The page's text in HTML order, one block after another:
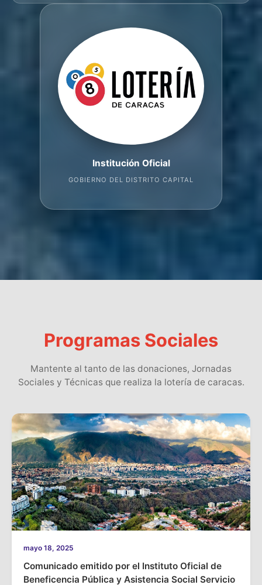
Institución Oficial
GOBIERNO DEL DISTRITO CAPITAL
Programas Sociales
Mantente al tanto de las donaciones, Jornadas
Sociales y Técnicas que realiza la lotería de caracas.
mayo 18, 2025
Comunicado emitido por el Instituto Oficial de
Beneficencia Pública y Asistencia Social Servicio